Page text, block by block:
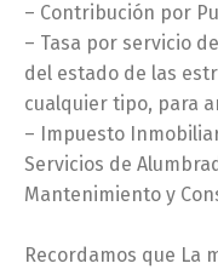
– Contribución por
– Tasa por servicio
del estado de las
cualquier tipo, para
– Impuesto
Servicios de
Mantenimiento y
Recordamos que La